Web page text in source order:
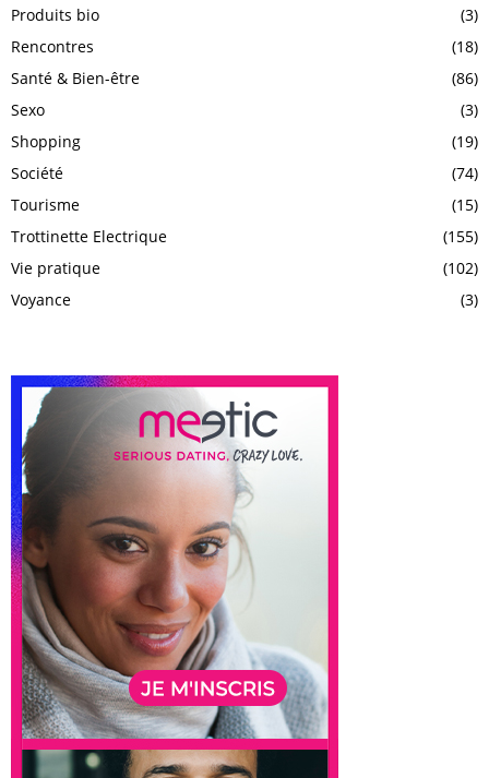
Produits bio
(3)
Rencontres
(18)
Santé & Bien-être
(86)
Sexo
(3)
Shopping
(19)
Société
(74)
Tourisme
(15)
Trottinette Electrique
(155)
Vie pratique
(102)
Voyance
(3)